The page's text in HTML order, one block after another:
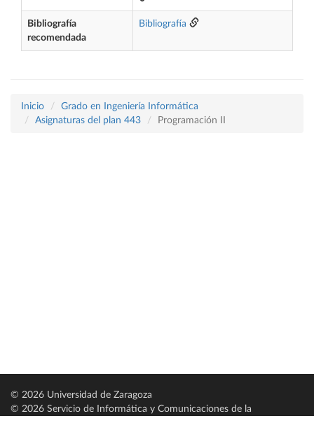
Bibliografía
recomendada
Bibliografía
Inicio
Grado en Ingeniería Informática
Asignaturas del plan 443
Programación II
© 2026 Universidad de Zaragoza
© 2026 Servicio de Informática y Comunicaciones de la